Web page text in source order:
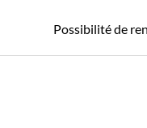
Possibilité de